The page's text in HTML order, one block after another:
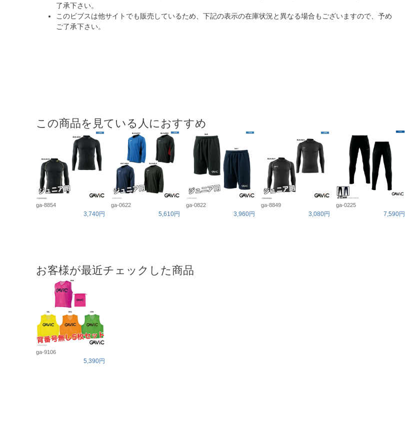
了承下さい。
このビブスは他サイトでも販売しているため、下記の表示の在庫状況と異なる場合もございますので、予め
ご了承下さい。
この商品を見ている人におすすめ
ga-8854
3,740円
ga-0622
5,610円
ga-0822
3,960円
ga-8849
3,080円
ga-0225
7,590円
お客様が最近チェックした商品
ga-9106
5,390円